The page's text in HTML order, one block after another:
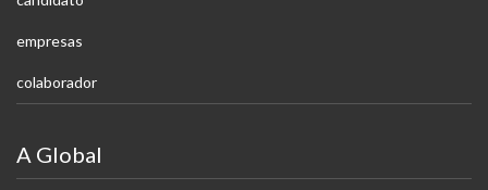
empresas
colaborador
A Global